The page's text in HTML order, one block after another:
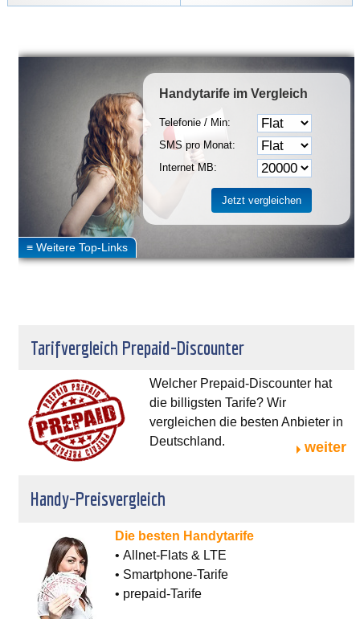
Handytarife im Vergleich
Telefonie / Min:
SMS pro Monat:
Internet MB:
Tarifvergleich Prepaid-Discounter
Welcher Prepaid-Discounter hat
die billigsten Tarife? Wir
vergleichen die besten Anbieter in
Deutschland.
weiter
Handy-Preisvergleich
Die besten Handytarife
• Allnet-Flats & LTE
• Smartphone-Tarife
• prepaid-Tarife